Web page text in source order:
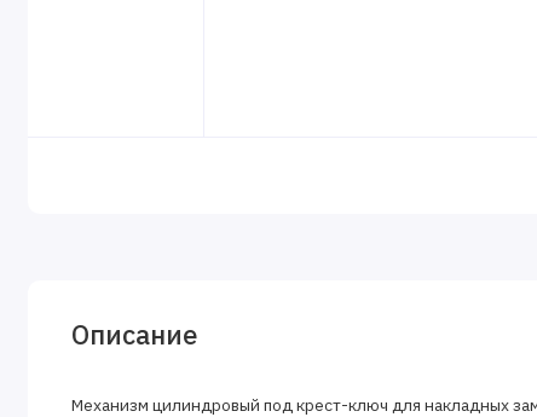
Описание
Механизм цилиндровый под крест-ключ для накладных